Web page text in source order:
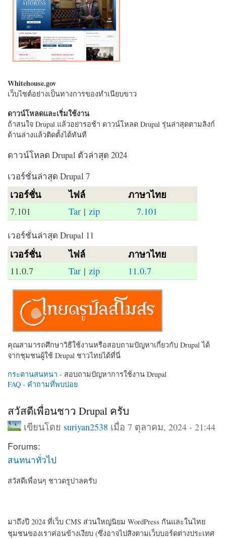
Whitehouse.gov
เว็บไซต์อย่างเป็นทางการของทำเนียบขาว
ดาวน์โหลดและเริ่มใช้งาน
ถ้าสนใจ Drupal แล้วอย่ารอช้า ดาวน์โหลด Drupal รุ่นล่าสุดตามลิงก์
ด้านล่างแล้วติดตั้งได้ทันที
ดาวน์โหลด Drupal ตัวล่าสุด 2024
เวอร์ชั่นล่าสุด Drupal 7
เวอร์ชั่น ไฟล์ ภาษาไทย
7.101 Tar |zip 7.101
เวอร์ชั่นล่าสุด Drupal 11
เวอร์ชั่น ไฟล์ ภาษาไทย
11.0.7 Tar | zip 11.0.7
คุณสามารถศึกษาวิธีใช้งานหรือสอบถามปัญหาเกี่ยวกับ Drupal ได้
จากชุมชนผู้ใช้ Drupal ชาวไทยได้ที่นี่
กระดานสนทนา - สอบถามปัญหาการใช้งาน Drupal
FAQ - คำถามที่พบบ่อย
สวัสดีเพื่อนชาว Drupal ครับ
เขียนโดย suriyan2538 เมื่อ 7 ตุลาคม, 2024 - 21:44
Forums:
สนทนาทั่วไป
สวัสดีเพื่อนๆ ชาวดรูปาลครับ
มาถึงปี 2024 ที่เว็บ CMS ส่วนใหญ่นิยม WordPress กันและในไทย
ชุมชนของเราค่อนข้างเงียบ (ซึ่งอาจไปสิงตามเว็บบอร์ดต่างประเทศ